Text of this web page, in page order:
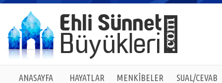
ANASAYFA HAYATLAR MENKÎBELER SUAL/CEVAB